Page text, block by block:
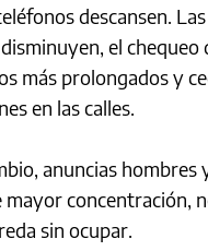
descansen.
el chequeo
más prolongados y
en las calles.
anuncias hombres
mayor concentración,
sin ocupar.